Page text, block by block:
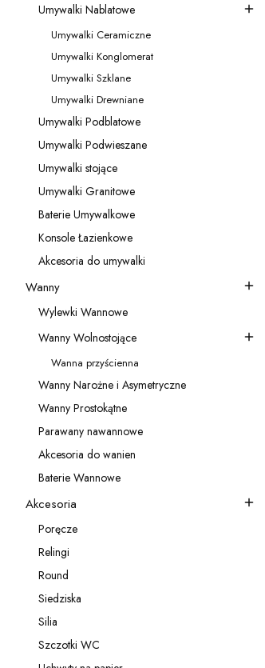
Kategoria - Umywalki Nablatowe
Umywalki Nablatowe
Kategoria - Umywalki Ceramiczne
Umywalki Ceramiczne
Kategoria - Umywalki Konglomerat
Umywalki Konglomerat
Kategoria - Umywalki Szklane
Umywalki Szklane
Kategoria - Umywalki Drewniane
Umywalki Drewniane
Kategoria - Umywalki Podblatowe
Umywalki Podblatowe
Kategoria - Umywalki Podwieszane
Umywalki Podwieszane
Kategoria - Umywalki stojące
Umywalki stojące
Kategoria - Umywalki Granitowe
Umywalki Granitowe
Kategoria - Baterie Umywalkowe
Baterie Umywalkowe
Kategoria - Konsole Łazienkowe
Konsole Łazienkowe
Kategoria - Akcesoria do umywalki
Akcesoria do umywalki
Kategoria - Wanny
Wanny
Kategoria - Wylewki Wannowe
Wylewki Wannowe
Kategoria - Wanny Wolnostojące
Wanny Wolnostojące
Kategoria - Wanna przyścienna
Wanna przyścienna
Kategoria - Wanny Narożne i Asymetryczne
Wanny Narożne i Asymetryczne
Kategoria - Wanny Prostokątne
Wanny Prostokątne
Kategoria - Parawany nawannowe
Parawany nawannowe
Kategoria - Akcesoria do wanien
Akcesoria do wanien
Kategoria - Baterie Wannowe
Baterie Wannowe
Kategoria - Akcesoria
Akcesoria
Kategoria - Poręcze
Poręcze
Kategoria - Relingi
Relingi
Kategoria - Round
Round
Kategoria - Siedziska
Siedziska
Kategoria - Silia
Silia
Kategoria - Szczotki WC
Szczotki WC